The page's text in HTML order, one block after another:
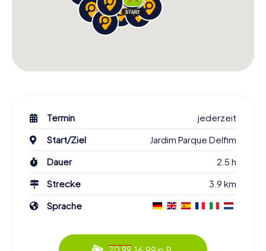
Termin
jederzeit
Start/Ziel
Jardim Parque Delfim
Dauer
2.5 h
Strecke
3.9 km
Sprache